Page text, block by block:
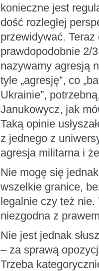
konieczne jest
dość rozległej
przewidywać.
prawdopodobnie 2/
nazywamy agresją
tyle „agresję”, co
Ukrainie”,
Janukowycz, jak
Taką opinie
z jednego z
agresja militarna i
Nie mogę się
wszelkie granice,
legalnie czy też
niezgodna z
Nie jest jednak
– za sprawą
Trzeba